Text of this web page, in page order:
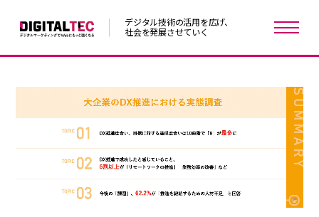
デジタル技術の活用を広げ、
社会を発展させていく